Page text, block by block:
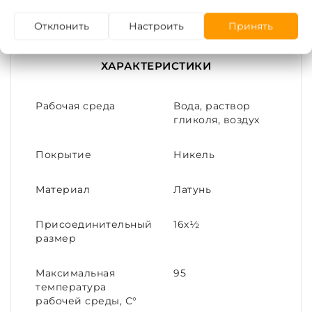
с ГОСТ 6357
ХАРАКТЕРИСТИКИ
Рабочая среда
Вода, раствор
гликоля, воздух
Покрытие Никель
Материал Латунь
Присоединительный
размер
16х½
Максимальная
температура
рабочей среды, С°
95
Отклонить Настроить Принять